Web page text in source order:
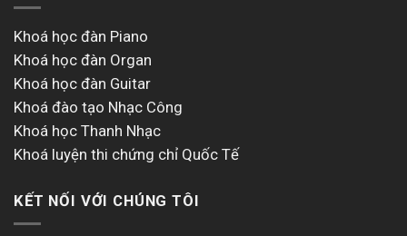
Khoá học đàn Piano
Khoá học đàn Organ
Khoá học đàn Guitar
Khoá đào tạo Nhạc Công
Khoá học Thanh Nhạc
Khoá luyện thi chứng chỉ Quốc Tế
KẾT NỐI VỚI CHÚNG TÔI